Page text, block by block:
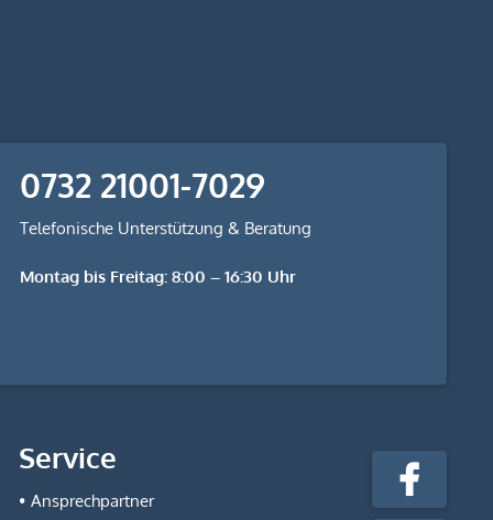
0732 21001-7029
Telefonische Unterstützung & Beratung
Montag bis Freitag: 8:00 – 16:30 Uhr
Service
Ansprechpartner
stempel-
fabrik.de
@Social
Media
Facebook